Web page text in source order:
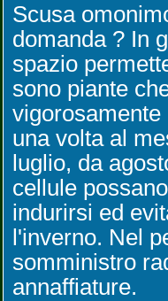
Scusa
domanda ? In
spazio
sono piante
una volta al
luglio, da
cellule
indurirsi ed
l'inverno. Nel
somministro
annaffiature.